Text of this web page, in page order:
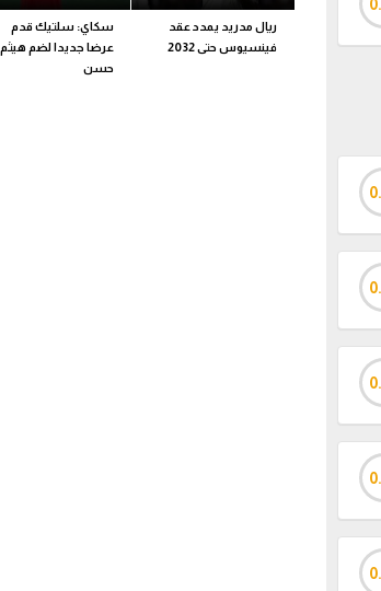
ريال مدريد يمدد عقد
فينسيوس حتى 2032
سكاي: سلتيك قدم
عرضا جديدا لضم هيثم
حسن